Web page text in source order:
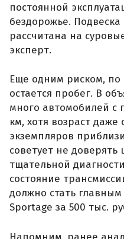
постоянной
бездорожье.
рассчитана на
эксперт.
Еще одним риском, по
остается пробег. В
много автомобилей с
км, хотя возраст даже
экземпляров
советует не
тщательной
состояние
должно стать
Sportage за 500 тыс.